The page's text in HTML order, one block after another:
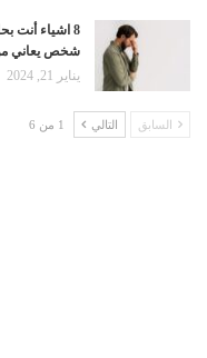
8 اشياء أنت
شخص يعاني
يناير 21, 2024
السابق التالي 1 من 6